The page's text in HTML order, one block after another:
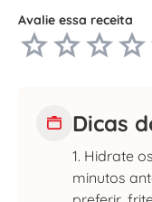
Avalie essa receita
Dicas
1. Hidrate
minutos